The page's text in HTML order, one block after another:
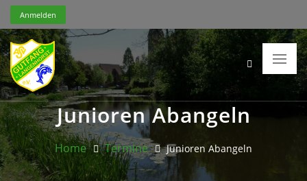
Anmelden
Junioren Abangeln
Home Termine Junioren Abangeln